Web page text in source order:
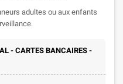
adultes ou aux enfants
- CARTES BANCAIRES -